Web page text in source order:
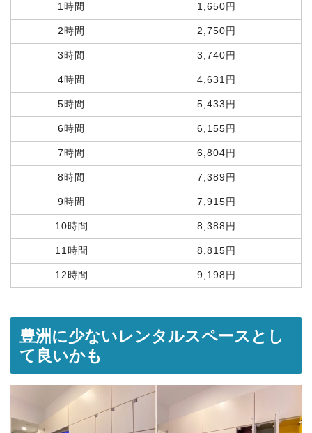
1時間 1,650円
2時間 2,750円
3時間 3,740円
4時間 4,631円
5時間 5,433円
6時間 6,155円
7時間 6,804円
8時間 7,389円
9時間 7,915円
10時間 8,388円
11時間 8,815円
12時間 9,198円
豊洲に少ないレンタルスペースとし
て良いかも